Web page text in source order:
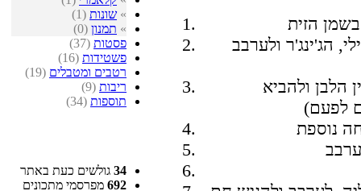
» שונות (1)
» תמנון (0)
פסטות (37)
פשטידות (16)
רטבים ומטבלים (19)
ריבות (9)
תוספות (34)
34 גולשים כעת באתר
692 מפרסמי מתכונים
הג'ינג'ר ולערבב
הלבן ולהביא